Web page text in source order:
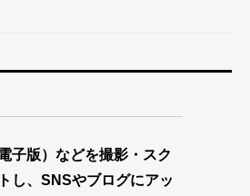
子版）などを撮影・スク
し、SNSやブログにアッ